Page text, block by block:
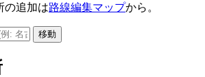
の追加は路線編集マップから。
移動